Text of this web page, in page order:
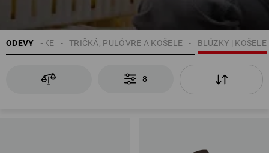
ODEVY BLÚZKY | KOŠELE
TRIČKÁ, PULÓVRE A KOŠELE
DÁMSKE
8